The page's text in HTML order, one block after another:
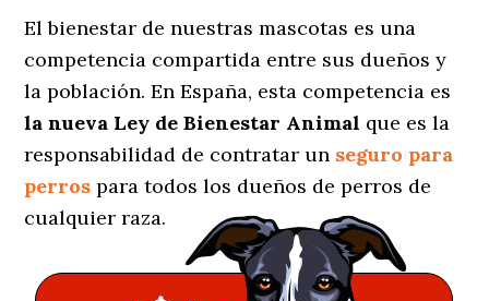
El bienestar de nuestras mascotas es una
competencia compartida entre sus dueños y
la población. En España, esta competencia es
la nueva Ley de Bienestar Animal que es la
responsabilidad de contratar un seguro para
perros para todos los dueños de perros de
cualquier raza.